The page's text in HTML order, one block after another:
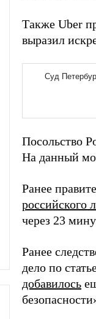
Также Uber
выразил
Посольство
На данный
Ранее
российского
через 23
Ранее
дело по
добавилось